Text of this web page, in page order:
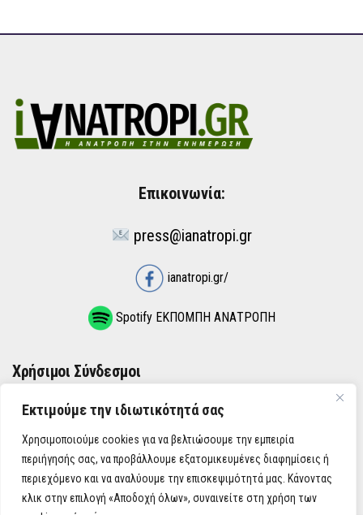
Εκτιμούμε την ιδιωτικότητά σας
Χρησιμοποιούμε cookies για να βελτιώσουμε την εμπειρία
περιήγησής σας, να προβάλλουμε εξατομικευμένες διαφημίσεις ή
περιεχόμενο και να αναλύουμε την επισκεψιμότητά μας. Κάνοντας
κλικ στην επιλογή «Αποδοχή όλων», συναινείτε στη χρήση των
Επικοινωνία:
press@ianatropi.gr
ianatropi.gr/
Spotify ΕΚΠΟΜΠΗ ΑΝΑΤΡΟΠΗ
Χρήσιμοι Σύνδεσμοι
ΌΡΟΙ ΧΡΉΣΗΣ
ΠΟΛΙΤΙΚΉ ΑΠΟΡΡΉΤΟΥ